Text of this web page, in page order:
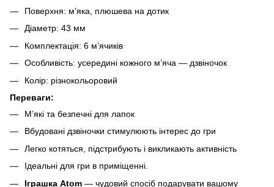
Поверхня: м’яка, плюшева на дотик
Діаметр: 43 мм
Комплектація: 6 м’ячиків
Особливість: усередині кожного м’яча — дзвіночок
Колір: різнокольоровий
Переваги:
М’які та безпечні для лапок
Вбудовані дзвіночки стимулюють інтерес до гри
Легко котяться, підстрибують і викликають активність
Ідеальні для гри в приміщенні.
Іграшка Atom — чудовий спосіб подарувати вашому